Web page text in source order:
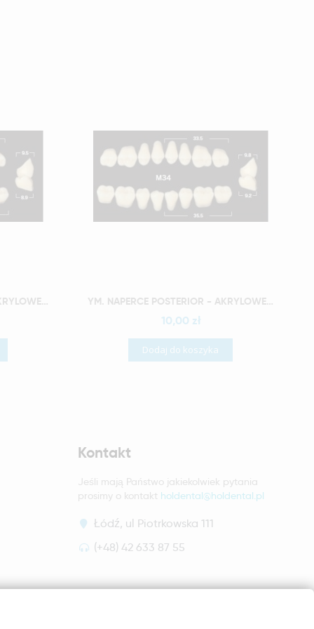
YM. NAPERCE POSTERIOR - AKRYLOWE ZĘBY SZTUCZNE - B1-M33D Szybki podgląd YM. NAPERCE POSTERIOR - AKRYLOWE ZĘBY SZTUCZNE - B1-M34D
10,00 zł
Dodaj do koszyka
Kontakt
Jeśli mają Państwo jakiekolwiek pytania
prosimy o kontakt holdental@holdental.pl
Łódź, ul Piotrkowska 111
(+48) 42 633 87 55